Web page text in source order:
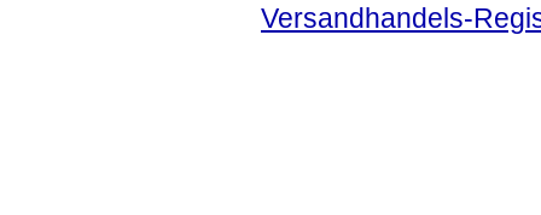
Versandhandels-